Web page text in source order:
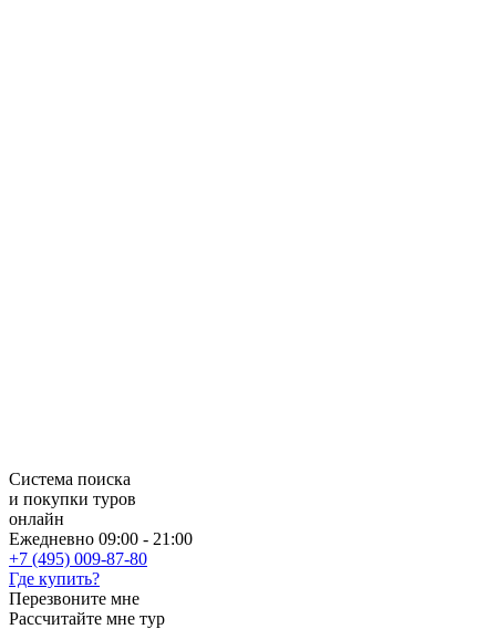
Система поиска
и покупки туров
онлайн
Ежедневно 09:00 - 21:00
+7 (495) 009-87-80
Где купить?
Перезвоните мне
Рассчитайте мне тур